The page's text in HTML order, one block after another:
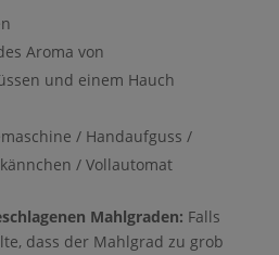
Aroma von
und einem Hauch
/ Handaufguss /
/ Vollautomat
Mahlgraden: Falls
dass der Mahlgrad zu grob